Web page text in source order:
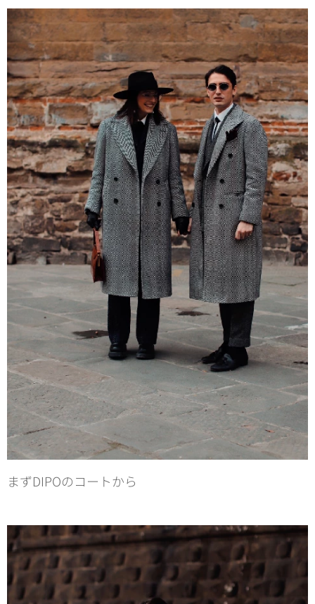
まずDIPOのコートから